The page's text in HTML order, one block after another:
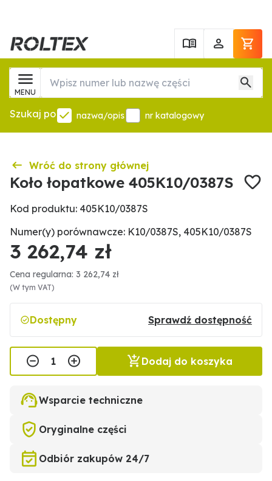
MENU
Szukaj po nazwa/opis nr katalogowy
Wróć do strony głównej
Koło łopatkowe 405K10/0387S
Kod produktu: 405K10/0387S
Numer(y) porównawcze: K10/0387S, 405K10/0387S
3 262,74 zł
Cena regularna: 3 262,74 zł
(W tym VAT)
Dostępny Sprawdź dostępność
Dodaj do koszyka
Wsparcie techniczne
Oryginalne części
Odbiór zakupów 24/7